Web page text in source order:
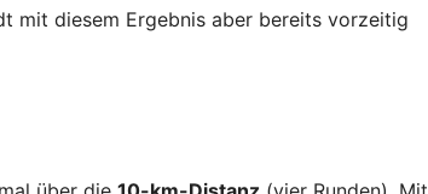
mit diesem Ergebnis aber bereits vorzeitig